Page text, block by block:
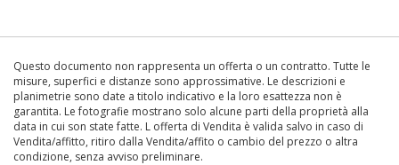
Questo documento non rappresenta un offerta o un contratto. Tutte le
misure, superfici e distanze sono approssimative. Le descrizioni e
planimetrie sono date a titolo indicativo e la loro esattezza non è
garantita. Le fotografie mostrano solo alcune parti della proprietà alla
data in cui son state fatte. L offerta di Vendita è valida salvo in caso di
Vendita/affitto, ritiro dalla Vendita/affito o cambio del prezzo o altra
condizione, senza avviso preliminare.